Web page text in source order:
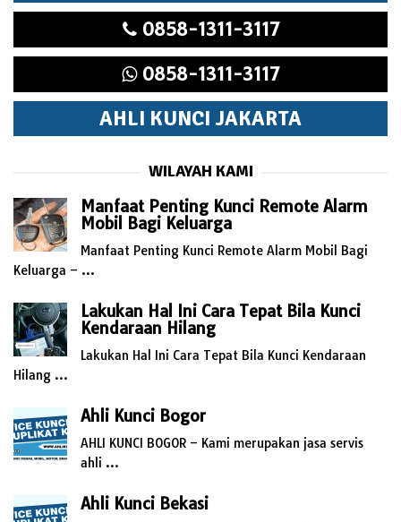
0858-1311-3117
0858-1311-3117
AHLI KUNCI JAKARTA
WILAYAH KAMI
Manfaat Penting Kunci Remote Alarm
Mobil Bagi Keluarga
Manfaat Penting Kunci Remote Alarm Mobil Bagi
Keluarga – …
Lakukan Hal Ini Cara Tepat Bila Kunci
Kendaraan Hilang
Lakukan Hal Ini Cara Tepat Bila Kunci Kendaraan
Hilang …
Ahli Kunci Bogor
AHLI KUNCI BOGOR – Kami merupakan jasa servis
ahli …
Ahli Kunci Bekasi